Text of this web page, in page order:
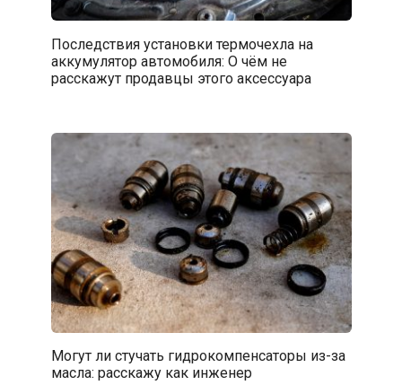
Последствия установки термочехла на
аккумулятор автомобиля: О чём не
расскажут продавцы этого аксессуара
Могут ли стучать гидрокомпенсаторы из-за
масла: расскажу как инженер